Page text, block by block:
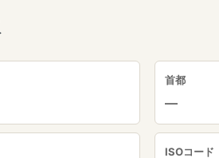
首都
—
ISOコード